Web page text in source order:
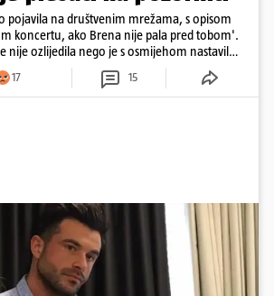
pojavila na društvenim mrežama, s opisom
koncertu, ako Brena nije pala pred tobom'.
nije ozlijedila nego je s osmijehom nastavila
17 15